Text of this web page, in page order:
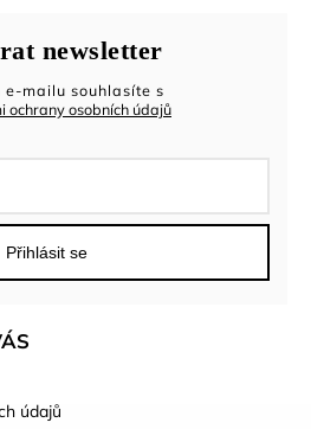
údajů
newsletter
e-mailu souhlasíte s
ochrany osobních údajů
Přihlásit se